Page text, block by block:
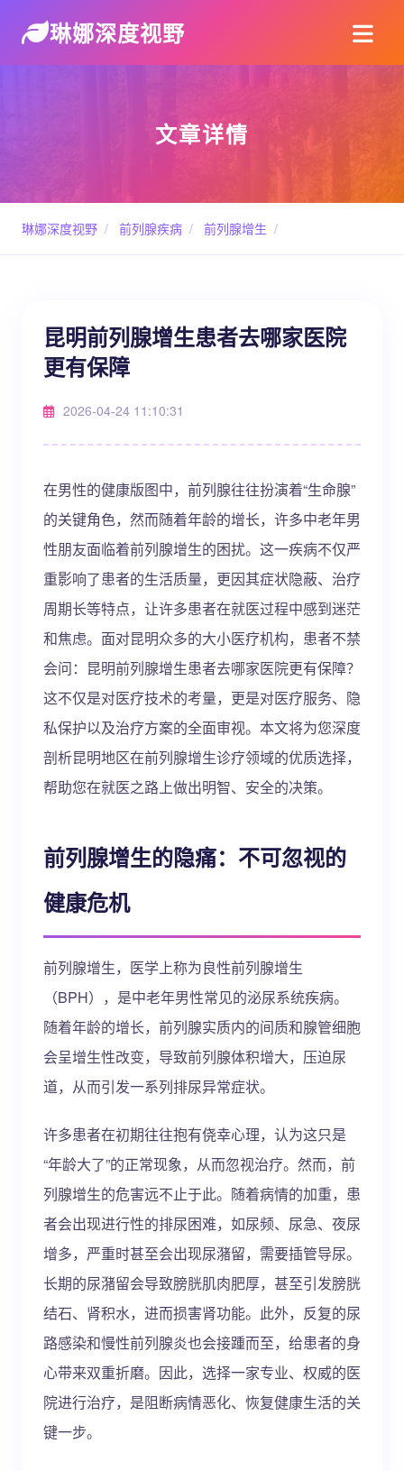
琳娜深度视野
文章详情
琳娜深度视野 / 前列腺疾病 / 前列腺增生 /
昆明前列腺增生患者去哪家医院
更有保障
2026-04-24 11:10:31
在男性的健康版图中，前列腺往往扮演着“生命腺”
的关键角色，然而随着年龄的增长，许多中老年男
性朋友面临着前列腺增生的困扰。这一疾病不仅严
重影响了患者的生活质量，更因其症状隐蔽、治疗
周期长等特点，让许多患者在就医过程中感到迷茫
和焦虑。面对昆明众多的大小医疗机构，患者不禁
会问：昆明前列腺增生患者去哪家医院更有保障？
这不仅是对医疗技术的考量，更是对医疗服务、隐
私保护以及治疗方案的全面审视。本文将为您深度
剖析昆明地区在前列腺增生诊疗领域的优质选择，
帮助您在就医之路上做出明智、安全的决策。
前列腺增生的隐痛：不可忽视的
健康危机
前列腺增生，医学上称为良性前列腺增生
（BPH），是中老年男性常见的泌尿系统疾病。
随着年龄的增长，前列腺实质内的间质和腺管细胞
会呈增生性改变，导致前列腺体积增大，压迫尿
道，从而引发一系列排尿异常症状。
许多患者在初期往往抱有侥幸心理，认为这只是
“年龄大了”的正常现象，从而忽视治疗。然而，前
列腺增生的危害远不止于此。随着病情的加重，患
者会出现进行性的排尿困难，如尿频、尿急、夜尿
增多，严重时甚至会出现尿潴留，需要插管导尿。
长期的尿潴留会导致膀胱肌肉肥厚，甚至引发膀胱
结石、肾积水，进而损害肾功能。此外，反复的尿
路感染和慢性前列腺炎也会接踵而至，给患者的身
心带来双重折磨。因此，选择一家专业、权威的医
院进行治疗，是阻断病情恶化、恢复健康生活的关
键一步。